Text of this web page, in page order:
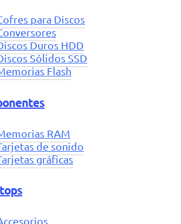
para Discos
Duros HDD
Sólidos SSD
Flash
RAM
de sonido
gráficas